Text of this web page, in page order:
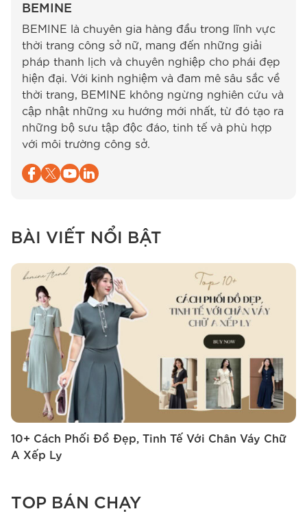
BEMINE
BEMINE là chuyên gia hàng đầu trong lĩnh vực
thời trang công sở nữ, mang đến những giải
pháp thanh lịch và chuyên nghiệp cho phái đẹp
hiện đại. Với kinh nghiệm và đam mê sâu sắc về
thời trang, BEMINE không ngừng nghiên cứu và
cập nhật những xu hướng mới nhất, từ đó tạo ra
những bộ sưu tập độc đáo, tinh tế và phù hợp
với môi trường công sở.
BÀI VIẾT NỔI BẬT
10+ Cách Phối Đồ Đẹp, Tinh Tế Với Chân Váy Chữ
A Xếp Ly
TOP BÁN CHẠY